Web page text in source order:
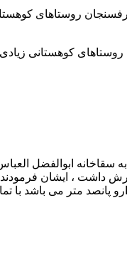
روستاهای
کوهستانی زیادی
سقاخانه ابوالفضل
داشت ، ایشان فرمودند
پانصد متر می باشد